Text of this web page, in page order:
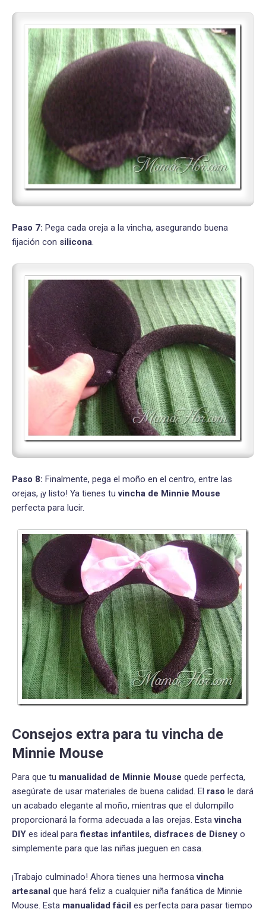
Paso 7: Pega cada oreja a la vincha, asegurando buena
fijación con silicona
Paso 8: Finalmente, pega el moño en el centro, entre las
orejas, ¡y listo! Ya tienes tuvincha de Minnie Mouse
perfecta para lucir.
Consejos extra para tu vincha de
Minnie Mouse
Para que tu manualidad de Minnie Mouse quede perfecta,
asegúrate de usar materiales de buena calidad. El raso le dará
un acabado elegante al moño, mientras que el dulompillo
proporcionará la forma adecuada a las orejas. Estavincha
DIY es ideal parafiestas infantiles, disfraces de Disney o
simplemente para que las niñas jueguen en casa.
¡Trabajo culminado! Ahora tienes una hermosavincha
artesanal que hará feliz a cualquier niña fanática de Minnie
Mouse. Esta manualidad fácil es perfecta para pasar tiempo